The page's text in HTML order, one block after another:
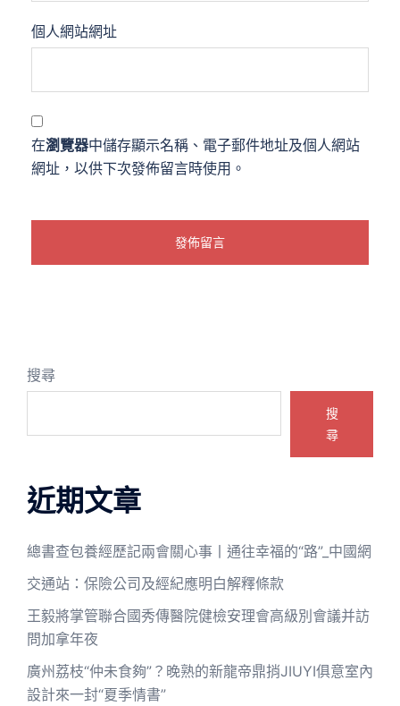
個人網站網址
在瀏覽器中儲存顯示名稱、電子郵件地址及個人網站
網址，以供下次發佈留言時使用。
搜尋
搜
尋
近期文章
總書查包養經歷記兩會關心事丨通往幸福的“路”_中國網
交通站：保險公司及經紀應明白解釋條款
王毅將掌管聯合國秀傳醫院健檢安理會高級別會議并訪
問加拿年夜
廣州荔枝“仲未食夠”？晚熟的新龍帝鼎捎JIUYI俱意室內
設計來一封“夏季情書”